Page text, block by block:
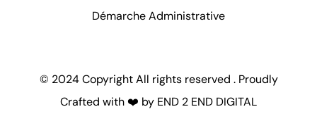
Démarche Administrative
© 2024 Copyright All rights reserved . Proudly
Crafted with ❤️ by END 2 END DIGITAL